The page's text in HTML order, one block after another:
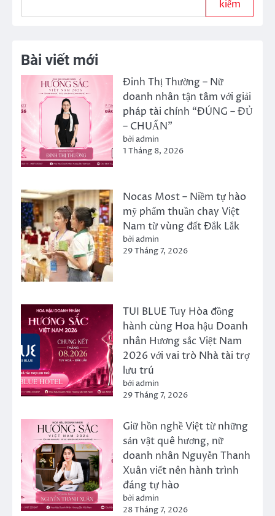
kiếm
Bài viết mới
Đinh Thị Thường – Nữ
doanh nhân tận tâm với giải
pháp tài chính “ĐÚNG – ĐỦ
– CHUẨN”
bởi admin
1 Tháng 8, 2026
Nocas Most – Niềm tự hào
mỹ phẩm thuần chay Việt
Nam từ vùng đất Đắk Lắk
bởi admin
29 Tháng 7, 2026
TUI BLUE Tuy Hòa đồng
hành cùng Hoa hậu Doanh
nhân Hương sắc Việt Nam
2026 với vai trò Nhà tài trợ
lưu trú
bởi admin
29 Tháng 7, 2026
Giữ hồn nghề Việt từ những
sản vật quê hương, nữ
doanh nhân Nguyễn Thanh
Xuân viết nên hành trình
đáng tự hào
bởi admin
28 Tháng 7, 2026